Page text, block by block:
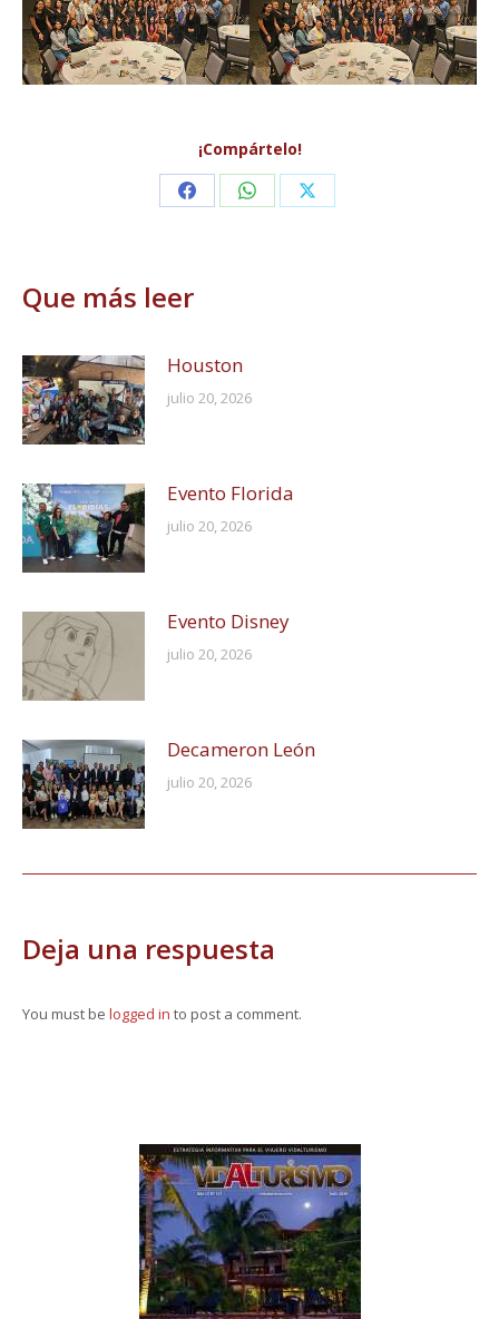
¡Compártelo!
Share Share Share
Que más leer
Houston
julio 20, 2026
Evento Florida
julio 20, 2026
Evento Disney
julio 20, 2026
Decameron León
julio 20, 2026
Deja una respuesta
You must be logged in to post a comment.